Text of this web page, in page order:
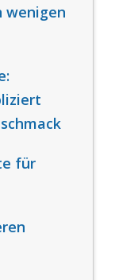
wenigen
für